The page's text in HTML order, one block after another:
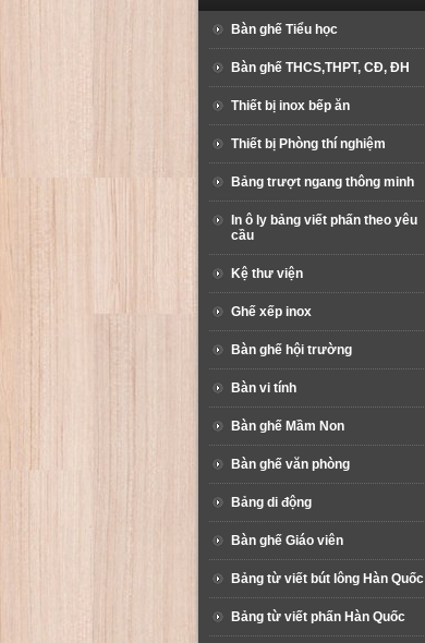
Bàn ghế Tiểu học
Bàn ghế THCS,THPT, CĐ, ĐH
Thiết bị inox bếp ăn
Thiết bị Phòng thí nghiệm
Bảng trượt ngang thông minh
In ô ly bảng viết phấn theo yêu
cầu
Kệ thư viện
Ghế xếp inox
Bàn ghế hội trường
Bàn vi tính
Bàn ghế Mầm Non
Bàn ghế văn phòng
Bảng di động
Bàn ghế Giáo viên
Bảng từ viết bút lông Hàn Quốc
Bảng từ viết phấn Hàn Quốc